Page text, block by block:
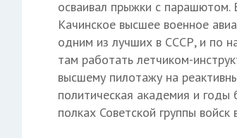
осваивал прыжки с
Качинское высшее военное
одним из лучших в СССР, и по
там работать летчиком-
высшему пилотажу на
политическая академия и
полках Советской группы войск